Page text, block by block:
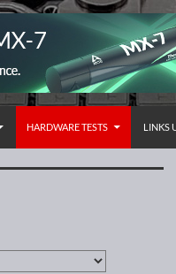
HARDWARE TESTS LINKS